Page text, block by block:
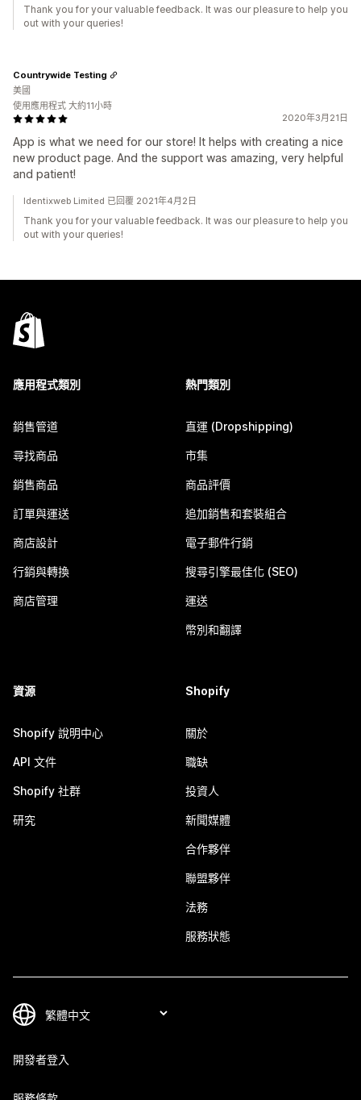
Thank you for your valuable feedback. It was our pleasure to help you
out with your queries!
2020年3月21日
App is what we need for our store! It helps with creating a nice
new product page. And the support was amazing, very helpful
and patient!
Countrywide Testing
美國
使用應用程式 大約11小時
Identixweb Limited 已回覆 2021年4月2日
Thank you for your valuable feedback. It was our pleasure to help you
out with your queries!
應用程式類別
銷售管道
尋找商品
銷售商品
訂單與運送
商店設計
行銷與轉換
商店管理
熱門類別
直運 (Dropshipping)
市集
商品評價
追加銷售和套裝組合
電子郵件行銷
搜尋引擎最佳化 (SEO)
運送
幣別和翻譯
資源
Shopify 說明中心
API 文件
Shopify 社群
研究
Shopify
關於
職缺
投資人
新聞媒體
合作夥伴
聯盟夥伴
法務
服務狀態
開發者登入